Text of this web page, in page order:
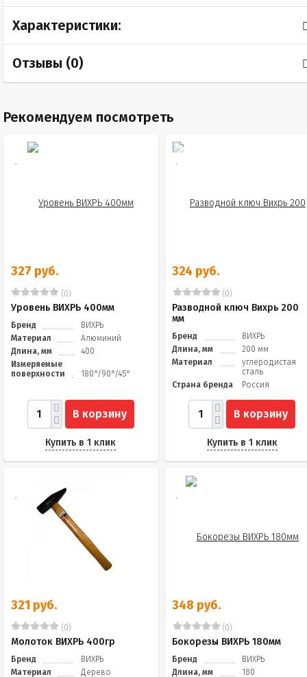
Характеристики:
Отзывы (0)
Рекомендуем посмотреть
327 руб.
(0)
Уровень ВИХРЬ 400мм
Бренд
ВИХРЬ
Материал
Алюминий
Длина, мм
400
Измеряемые
поверхности
180°/90°/45°
В корзину
Купить в 1 клик
324 руб.
(0)
Разводной ключ Вихрь 200
мм
Бренд
ВИХРЬ
Длина, мм
200 мм
Материал
углеродистая
сталь
Страна бренда
Россия
В корзину
Купить в 1 клик
321 руб.
(0)
Молоток ВИХРЬ 400гр
Бренд
ВИХРЬ
Материал
Дерево
348 руб.
(0)
Бокорезы ВИХРЬ 180мм
Бренд
ВИХРЬ
Длина, мм
180